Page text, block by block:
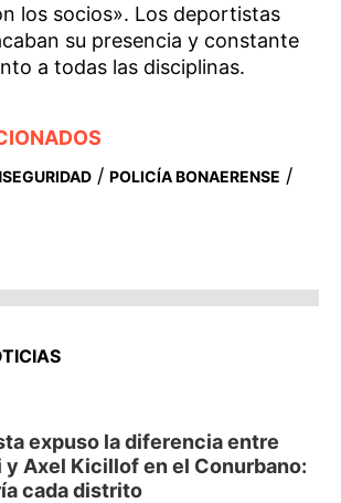
los socios». Los deportistas
su presencia y constante
a todas las disciplinas.
/ POLICÍA BONAERENSE /
expuso la diferencia entre
Axel Kicillof en el Conurbano:
cada distrito